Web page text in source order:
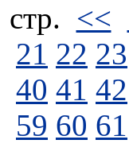
стp. <<
21 22 23
40 41 42
59 60 61